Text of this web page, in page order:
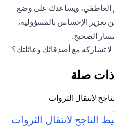
العاطفي، ويساعدك على وضع
تعزيز الإحساس بالمسؤولية،
الصحيح.
تشاركه مع أصدقائك وعائلتك؟
صلة
الناجح لانتقال الثروات